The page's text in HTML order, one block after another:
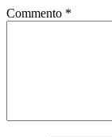
Commento *